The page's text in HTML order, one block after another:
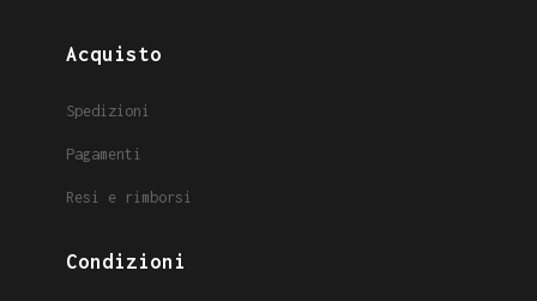
Acquisto
Spedizioni
Pagamenti
Resi e rimborsi
Condizioni